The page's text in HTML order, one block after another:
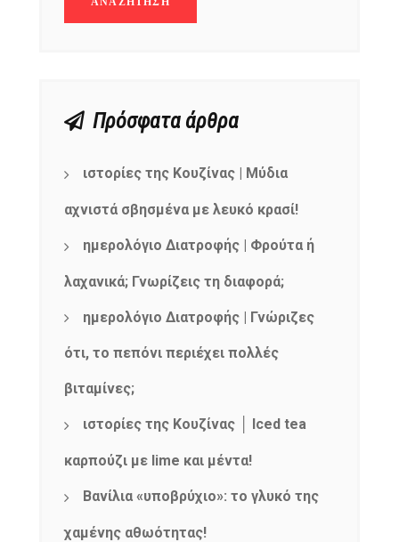
Πρόσφατα άρθρα
ιστορίες της Κουζίνας | Μύδια
αχνιστά σβησμένα με λευκό κρασί!
ημερολόγιο Διατροφής | Φρούτα ή
λαχανικά; Γνωρίζεις τη διαφορά;
ημερολόγιο Διατροφής | Γνώριζες
ότι, το πεπόνι περιέχει πολλές
βιταμίνες;
ιστορίες της Κουζίνας │ Iced tea
καρπούζι με lime και μέντα!
Βανίλια «υποβρύχιο»: το γλυκό της
χαμένης αθωότητας!
NEWSLETTER
mel
y updates
fro
m